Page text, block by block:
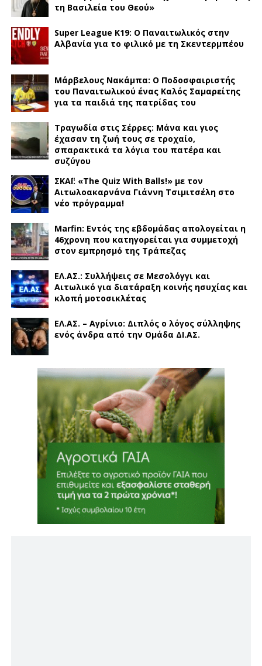
τη Βασιλεία του Θεού»
Super League K19: Ο Παναιτωλικός στην
Αλβανία για το φιλικό με τη Σκεντερμπέου
Μάρβελους Νακάμπα: Ο Ποδοσφαιριστής
του Παναιτωλικού ένας Καλός Σαμαρείτης
για τα παιδιά της πατρίδας του
Τραγωδία στις Σέρρες: Μάνα και γιος
έχασαν τη ζωή τους σε τροχαίο,
σπαρακτικά τα λόγια του πατέρα και
συζύγου
ΣΚΑΪ: «The Quiz With Balls!» με τον
Αιτωλοακαρνάνα Γιάννη Τσιμιτσέλη στο
νέο πρόγραμμα!
Marfin: Εντός της εβδομάδας απολογείται η
46χρονη που κατηγορείται για συμμετοχή
στον εμπρησμό της Τράπεζας
ΕΛ.ΑΣ.: Συλλήψεις σε Μεσολόγγι και
Αιτωλικό για διατάραξη κοινής ησυχίας και
κλοπή μοτοσικλέτας
ΕΛ.ΑΣ. – Αγρίνιο: Διπλός ο λόγος σύλληψης
ενός άνδρα από την Ομάδα ΔΙ.ΑΣ.